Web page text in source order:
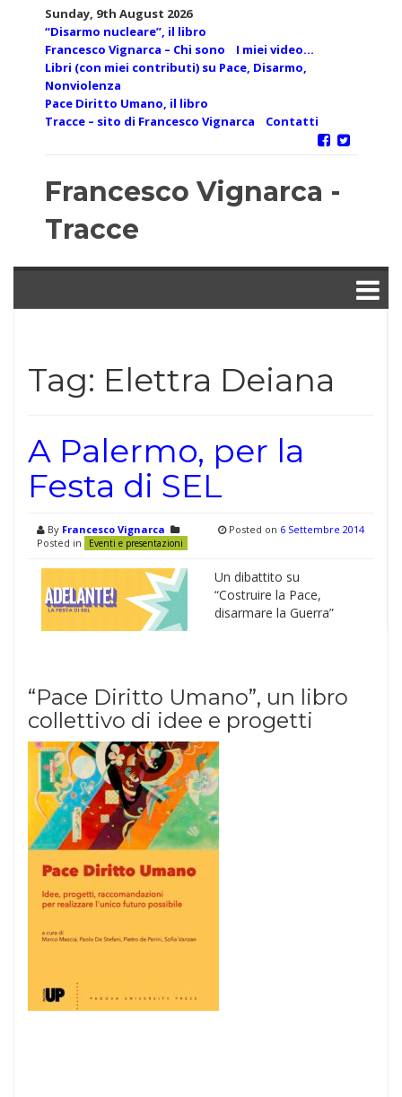
Sunday, 9th August 2026
“Disarmo nucleare”, il libro
Francesco Vignarca – Chi sono
I miei video…
Libri (con miei contributi) su Pace, Disarmo,
Nonviolenza
Pace Diritto Umano, il libro
Tracce – sito di Francesco Vignarca
Contatti
Francesco Vignarca -
Tracce
Tag: Elettra Deiana
A Palermo, per la
Festa di SEL
By Francesco Vignarca
Posted in
Eventi e presentazioni
Posted on 6 Settembre 2014
Un dibattito su
“Costruire la Pace,
disarmare la Guerra”
“Pace Diritto Umano”, un libro
collettivo di idee e progetti